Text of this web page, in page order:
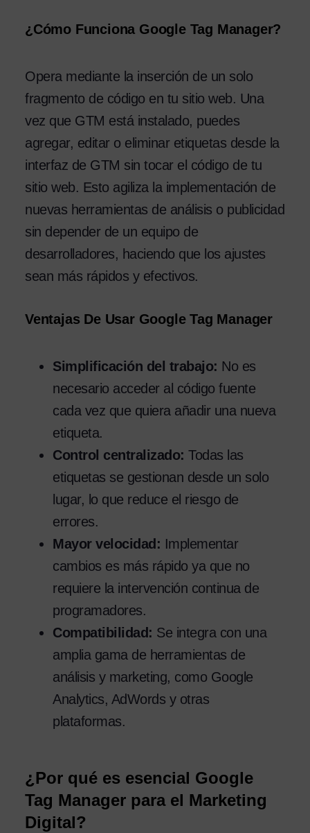
¿Cómo Funciona Google Tag Manager?
Opera mediante la inserción de un solo
fragmento de código en tu sitio web. Una
vez que GTM está instalado, puedes
agregar, editar o eliminar etiquetas desde la
interfaz de GTM sin tocar el código de tu
sitio web. Esto agiliza la implementación de
nuevas herramientas de análisis o publicidad
sin depender de un equipo de
desarrolladores, haciendo que los ajustes
sean más rápidos y efectivos.
Ventajas De Usar Google Tag Manager
Simplificación del trabajo: No es
necesario acceder al código fuente
cada vez que quiera añadir una nueva
etiqueta.
Control centralizado: Todas las
etiquetas se gestionan desde un solo
lugar, lo que reduce el riesgo de
errores.
Mayor velocidad: Implementar
cambios es más rápido ya que no
requiere la intervención continua de
programadores.
Compatibilidad: Se integra con una
amplia gama de herramientas de
análisis y marketing, como Google
Analytics, AdWords y otras
plataformas.
¿Por qué es esencial Google
Tag Manager para el Marketing
Digital?